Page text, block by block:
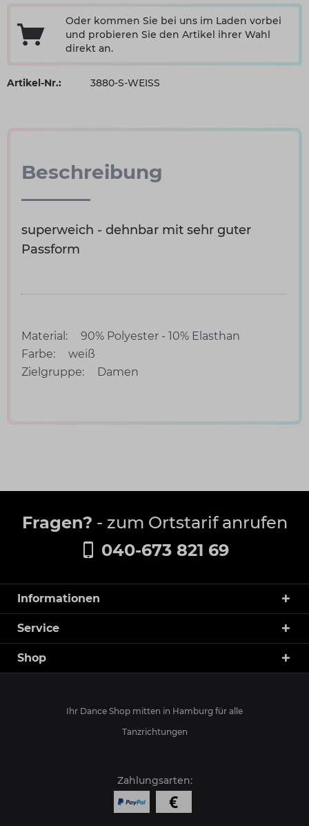
Oder kommen Sie bei uns im Laden vorbei
und probieren Sie den Artikel ihrer Wahl
direkt an.
Artikel-Nr.: 3880-S-WEISS
Beschreibung
superweich - dehnbar mit sehr guter
Passform
Material:
90% Polyester - 10% Elasthan
Farbe:
weiß
Zielgruppe:
Damen
Fragen? - zum Ortstarif anrufen
040-673 821 69
Informationen
Service
Shop
Ihr Dance Shop mitten in Hamburg für alle
Tanzrichtungen
Zahlungsarten: